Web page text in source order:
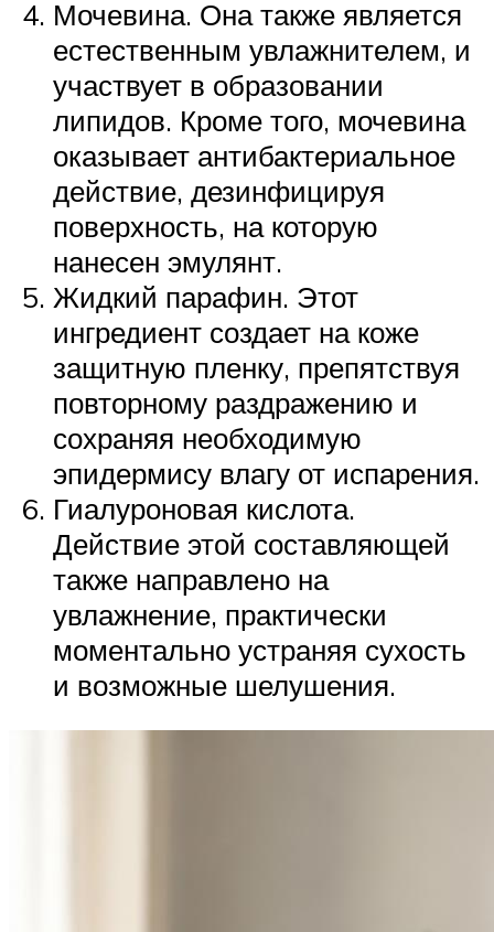
Мочевина. Она также является
естественным увлажнителем, и
участвует в образовании
липидов. Кроме того, мочевина
оказывает антибактериальное
действие, дезинфицируя
поверхность, на которую
нанесен эмулянт.
Жидкий парафин. Этот
ингредиент создает на коже
защитную пленку, препятствуя
повторному раздражению и
сохраняя необходимую
эпидермису влагу от испарения.
Гиалуроновая кислота.
Действие этой составляющей
также направлено на
увлажнение, практически
моментально устраняя сухость
и возможные шелушения.